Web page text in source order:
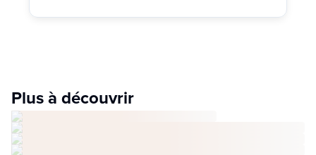
Plus à découvrir